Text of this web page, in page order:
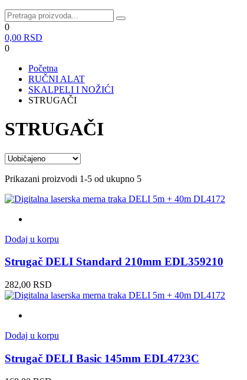
0
0,00 RSD
0
Početna
RUČNI ALAT
SKALPELI I NOŽIĆI
STRUGAČI
STRUGAČI
Prikazani proizvodi 1-5 od ukupno 5
Dodaj u korpu
Strugač DELI Standard 210mm EDL359210
282,00 RSD
Dodaj u korpu
Strugač DELI Basic 145mm EDL4723C